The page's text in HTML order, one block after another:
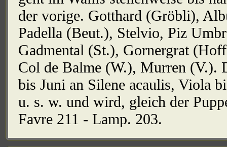
der vorige. Gotthard (Gröbli),
Padella (Beut.), Stelvio, Piz
Gadmental (St.), Gornergrat
Col de Balme (W.), Murren (V.).
bis Juni an Silene acaulis, Viola
u. s. w. und wird, gleich der
Favre 211 - Lamp. 203.